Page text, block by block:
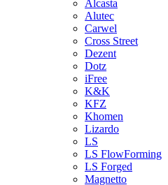
Alcasta
Alutec
Carwel
Cross Street
Dezent
Dotz
iFree
K&K
KFZ
Khomen
Lizardo
LS
LS FlowForming
LS Forged
Magnetto